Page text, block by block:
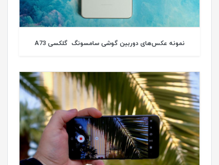
نمونه عکس‌های دوربین گوشی سامسونگ گلکسی A73